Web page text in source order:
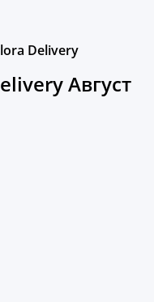
Delivery
Август